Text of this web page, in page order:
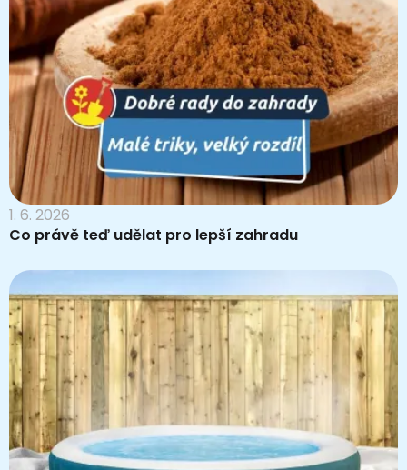
1. 6. 2026
Co právě teď udělat pro lepší zahradu